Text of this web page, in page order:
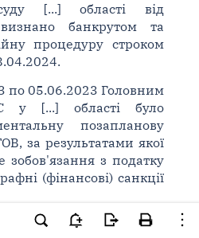
[...] області від
банкрутом та
процедуру строком
по 05.06.2023 Головним
у [...] області було
позапланову
за результатами якої
зобов'язання з податку
(фінансові) санкції
повідомлення-